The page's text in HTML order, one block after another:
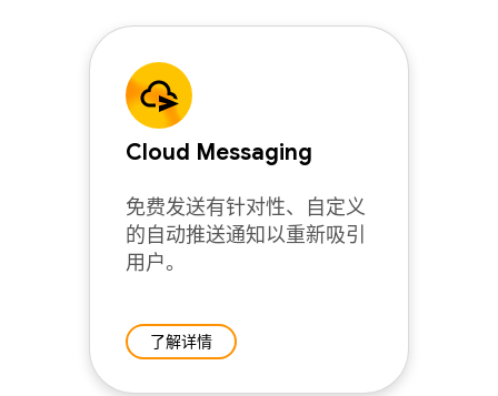
Cloud Messaging
免费发送有针对性、自定义
的自动推送通知以重新吸引
用户。
了解详情